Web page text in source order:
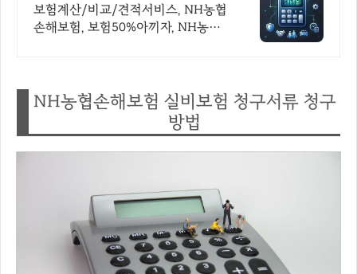
보험계산/비교/견적서비스, NH농협
손해보험, 보험50%아끼자, NH농협
NH농협손해보험 실비보험 청구서류 청구
방법